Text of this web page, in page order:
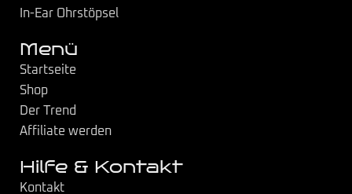
Hilfe & Kontakt
Kontakt
Menü
Startseite
Shop
Der Trend
Affiliate werden
In-Ear Ohrstöpsel